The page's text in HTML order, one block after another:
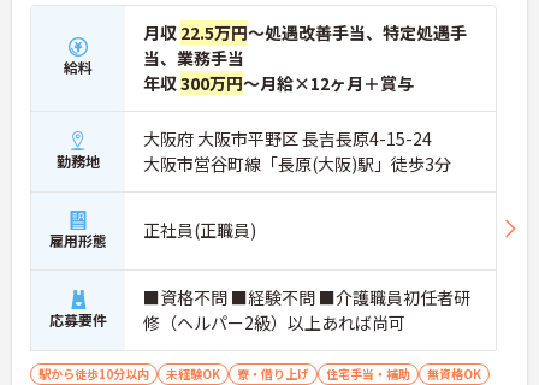
給料
月収 22.5万円～処遇改善手当、特定処遇手
当、業務手当
年収300万円～月給×12ヶ月＋賞与
勤務地
大阪府 大阪市平野区 長吉長原4-15-24
大阪市営谷町線「長原(大阪)駅」徒歩3分
雇用形態 正社員(正職員)
応募要件
■資格不問 ■経験不問 ■介護職員初任者研
修（ヘルパー2級）以上あれば尚可
駅から徒歩10分以内 未経験OK 寮・借り上げ 住宅手当・補助
無資格OK